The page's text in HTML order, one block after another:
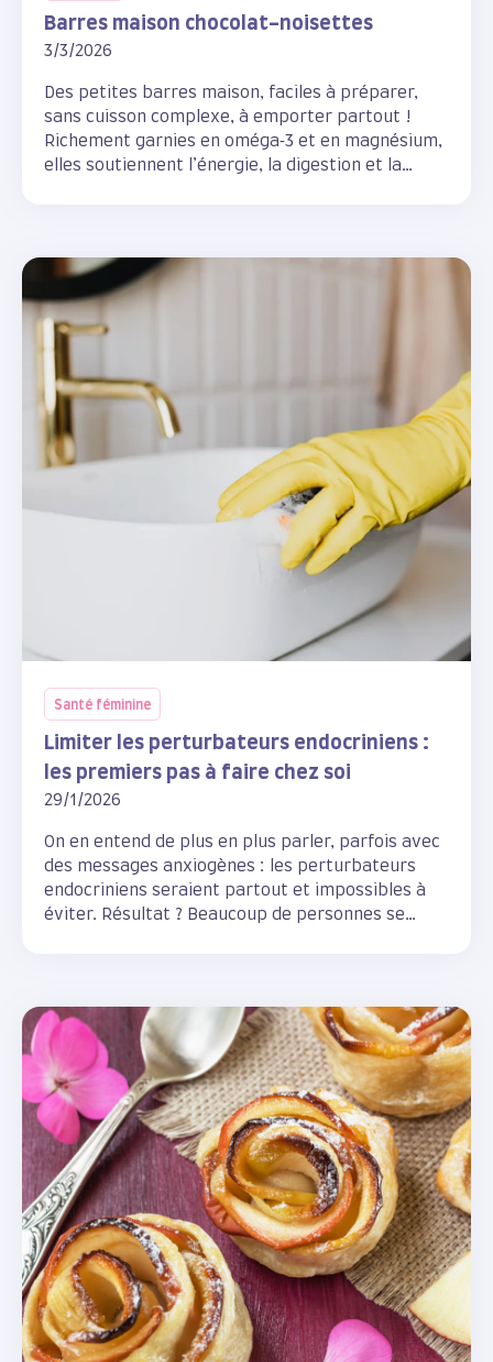
Barres maison chocolat-noisettes
3/3/2026
Des petites barres maison, faciles à préparer,
sans cuisson complexe, à emporter partout !
Richement garnies en oméga‑3 et en magnésium,
elles soutiennent l’énergie, la digestion et la
Santé féminine
Limiter les perturbateurs endocriniens :
les premiers pas à faire chez soi
29/1/2026
On en entend de plus en plus parler, parfois avec
des messages anxiogènes : les perturbateurs
endocriniens seraient partout et impossibles à
éviter. Résultat ? Beaucoup de personnes se